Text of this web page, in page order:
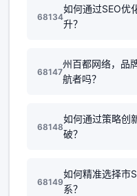
68134
如何通过SEO优
升？
68147
州百都网络，品
航者吗？
68148
如何通过策略创
破？
68149
如何精准选择市
系？